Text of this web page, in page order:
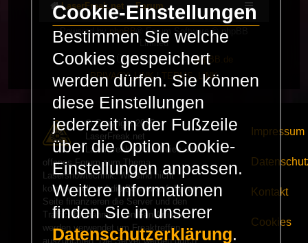
LaserFreak.net Forum
Powered byphpBB® Forum Software © phpBB
Limited
Deutsche Übersetzung durchphpBB.de
PRIVACY_LINK|TERMS_LINK
© Copyright 2025 -
LaserFreak.net
LaserFreak ist ein freies und
offenes Forum zum Thema
Lasershowtechnik. Wir sind nicht
kommerziell und die Banner auf dieser
Seite finanzieren die Server und den
Traffic. Einnahmen von Fan Artikeln
werden verwendet um Freaktreffen
auszurichten. Die Server werden durch
Impressum
Kontakt
Cookies
Cookie-Einstellungen
Bestimmen Sie welche
Cookies gespeichert
werden dürfen. Sie können
diese Einstellungen
jederzeit in der Fußzeile
über die Option Cookie-
Einstellungen anpassen.
Weitere Informationen
finden Sie in unserer
Datenschutzerklärung.